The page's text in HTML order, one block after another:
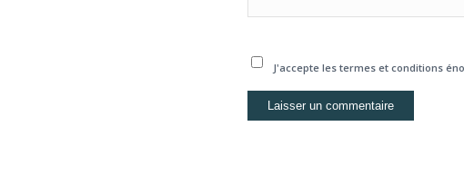
J'accepte les termes et conditions